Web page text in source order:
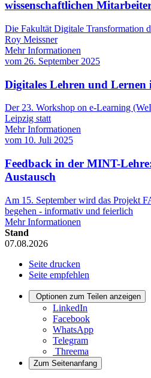
wissenschaftlichen
Die Fakultät Digitale Transformation
Roy Meissner
Mehr Informationen
vom 26. September 2025
Digitales Lehren und Lernen
Der 23. Workshop on e-Learning
Leipzig statt
Mehr Informationen
vom 10. Juli 2025
Feedback in der MINT-
Austausch
Am 15. September wird das Projekt
begehen - informativ und feierlich
Mehr Informationen
Stand
07.08.2026
Seite drucken
Seite empfehlen
Optionen zum Teilen anzeigen
LinkedIn
Facebook
WhatsApp
Telegram
Threema
Zum Seitenanfang